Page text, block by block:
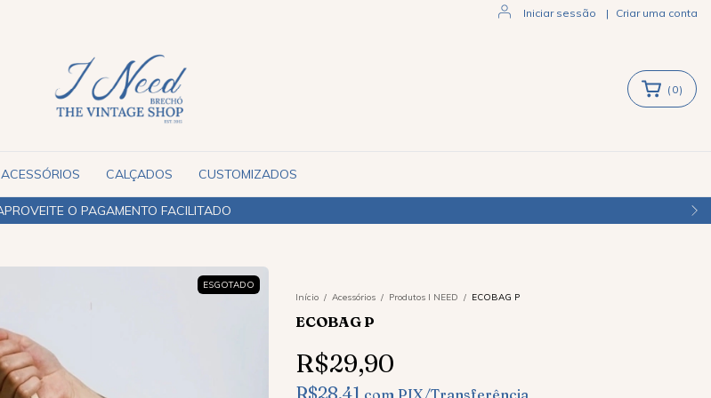
Iniciar sessão | Criar uma conta
( 0)
ACESSÓRIOS CALÇADOS CUSTOMIZADOS
ESGOTADO
Início / Acessórios / Produtos I NEED / ECOBAG P
ECOBAG P
R$29,90
R$28,41 com PIX/Transferência